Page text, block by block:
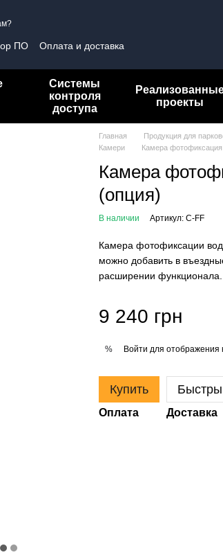
ПО
Оплата и доставка
Системы
контроля
доступа
проекты
Главная Продукция для
Камери
Камера
Камера
(опция)
В наличии Артикул: C-FF
Камера фотофиксации
можно добавить в
расширении функционала.
9 240 грн
% Войти для отображения
Купить
Оплата Доставка